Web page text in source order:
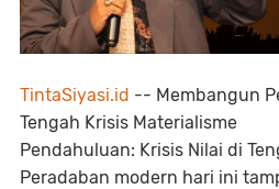
TintaSiyasi.id -- Membangun
Tengah Krisis Materialisme
Pendahuluan: Krisis Nilai di
Peradaban modern hari ini